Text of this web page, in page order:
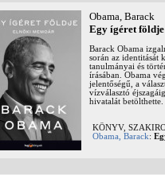
Obama, Barack
Egy ígéret
Barack Obama
során az identitását
tanulmányai és
írásában. Obama
jelentőségű, a
vízválasztó
hivatalát
KÖNYV,
Obama, Barack: